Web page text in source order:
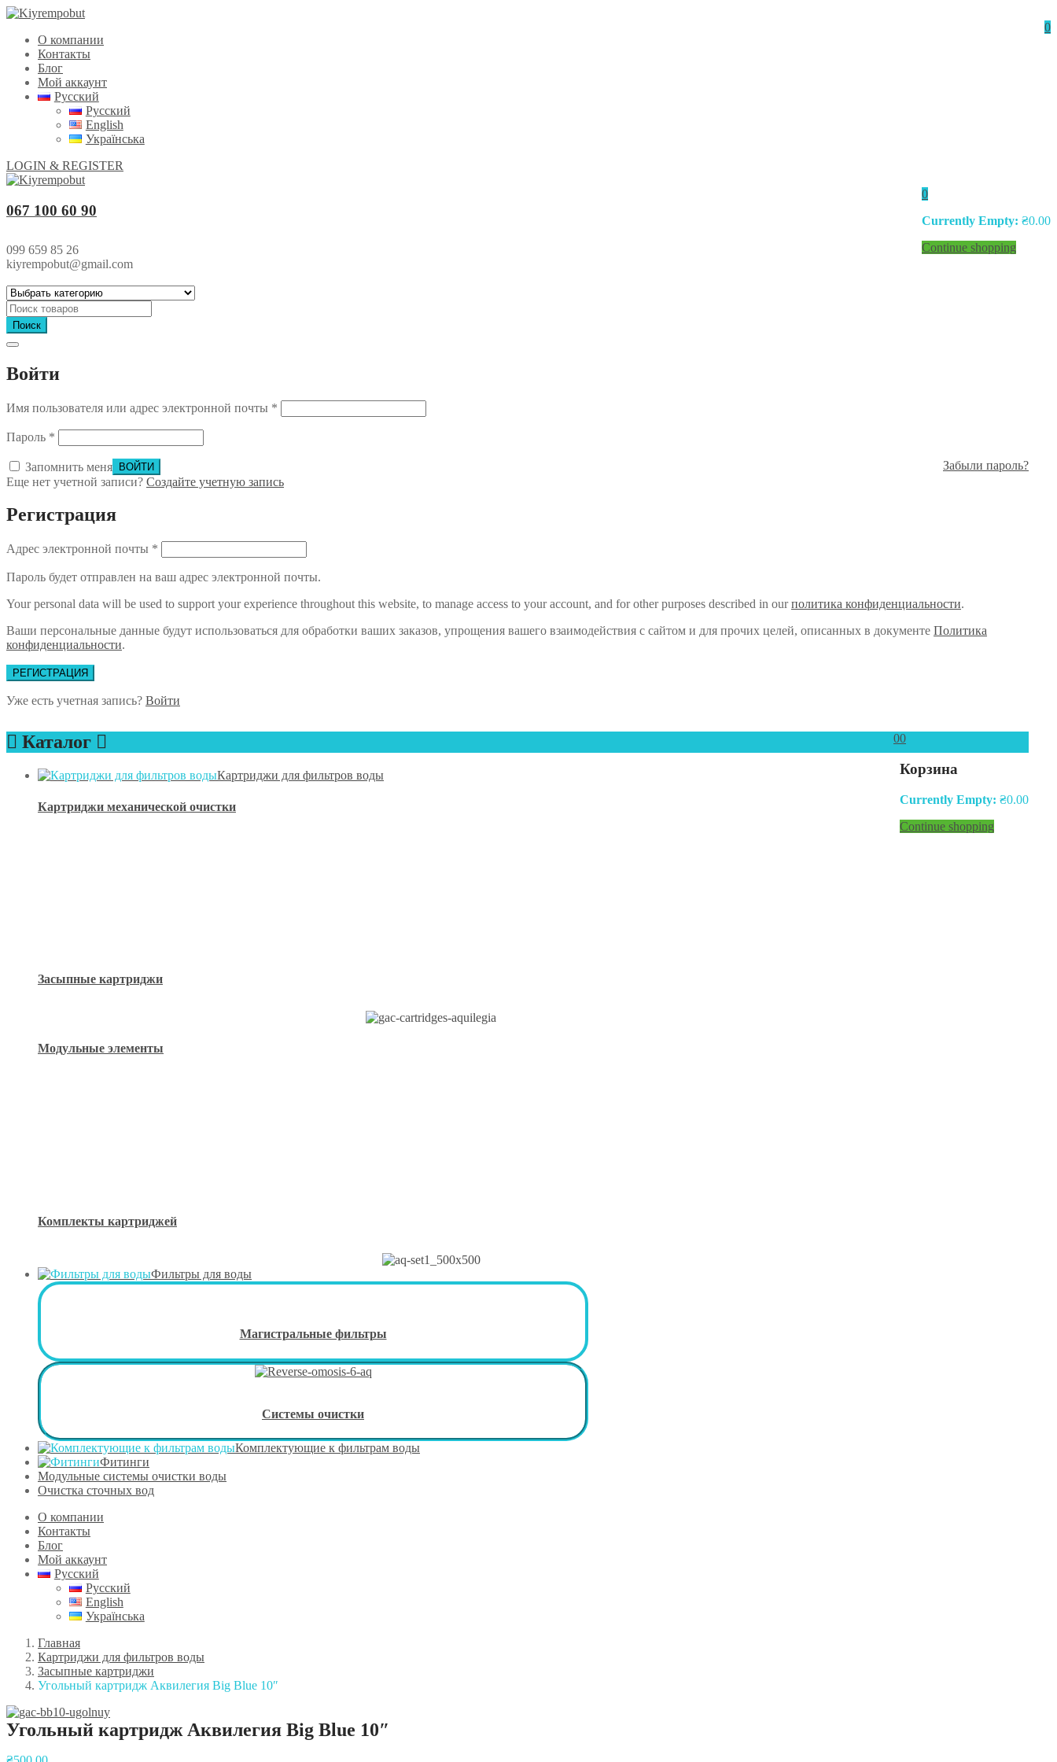
0
О компании
Контакты
Блог
Мой аккаунт
Русский
Русский
English
Українська
LOGIN & REGISTER
0
Currently Empty: ₴0.00
Continue shopping
067 100 60 90
099 659 85 26
kiyrempobut@gmail.com
Поиск
Войти
Имя пользователя или адрес электронной почты *
Пароль *
Запомнить меня
Забыли пароль?
Еще нет учетной записи? Создайте учетную запись
Регистрация
Адрес электронной почты *
Пароль будет отправлен на ваш адрес электронной почты.
Your personal data will be used to support your experience throughout this website, to manage access to your account, and for other purposes described in ourполитика конфиденциальности.
Ваши персональные данные будут использоваться для обработки ваших заказов, упрощения вашего взаимодействия с сайтом и для прочих целей, описанных в документе Политика
конфиденциальности.
РЕГИСТРАЦИЯ
Уже есть учетная запись? Войти
0
Корзина
Currently Empty: ₴0.00
Continue shopping
0
Каталог
Картриджи для фильтров воды
Картриджи механической очистки
Засыпные картриджи
Модульные элементы
Комплекты картриджей
Фильтры для воды
Магистральные фильтры
Системы очистки
Комплектующие к фильтрам воды
Фитинги
Модульные системы очистки воды
Очистка сточных вод
О компании
Контакты
Блог
Мой аккаунт
Русский
Русский
English
Українська
Главная
Картриджи для фильтров воды
Засыпные картриджи
Угольный картридж Аквилегия Вig Вlue 10″
Угольный картридж Аквилегия Вig Вlue 10″